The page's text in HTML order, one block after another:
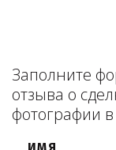
Заполните
отзыва о
фотографии